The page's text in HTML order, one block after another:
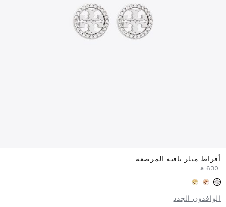
أقراط ميلر بافيه المرصعة
‎ ⃁ ⁦630⁩ ‎
الوافدون الجدد